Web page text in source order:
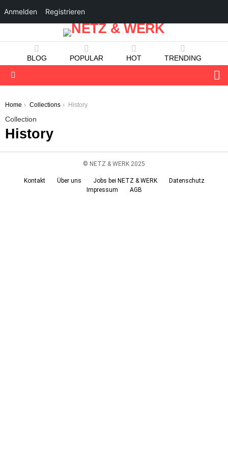
BLOG POPULAR HOT TRENDING
You are here:
Home Collections History
Collection
History
© NETZ & WERK 2025
Kontakt Über uns Jobs bei NETZ & WERK
Datenschutz
Impressum
AGB
Anmelden Registrieren